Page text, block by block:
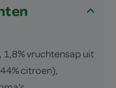
vruchtensap uit
citroen),